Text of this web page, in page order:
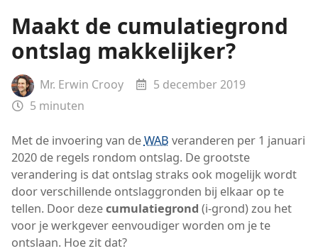
Maakt de cumulatiegrond
ontslag makkelijker?
Mr. Erwin Crooy
5 december 2019
5 minuten
Met de invoering van deWAB veranderen per 1 januari
2020 de regels rondom ontslag. De grootste
verandering is dat ontslag straks ook mogelijk wordt
door verschillende ontslaggronden bij elkaar op te
tellen. Door dezecumulatiegrond (i-grond) zou het
voor je werkgever eenvoudiger worden om je te
ontslaan. Hoe zit dat?